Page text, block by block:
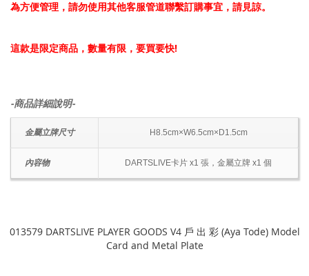
為方便管理，請勿使用其他客服管道聯繫訂購事宜，請見諒。
這款是限定商品，數量有限，要買要快!
-商品詳細說明-
金屬立牌尺寸 H8.5cm×W6.5cm×D1.5cm
內容物 DARTSLIVE卡片 x1 張，金屬立牌 x1 個
013579 DARTSLIVE PLAYER GOODS V4 戶 出 彩 (Aya Tode) Model
Card and Metal Plate